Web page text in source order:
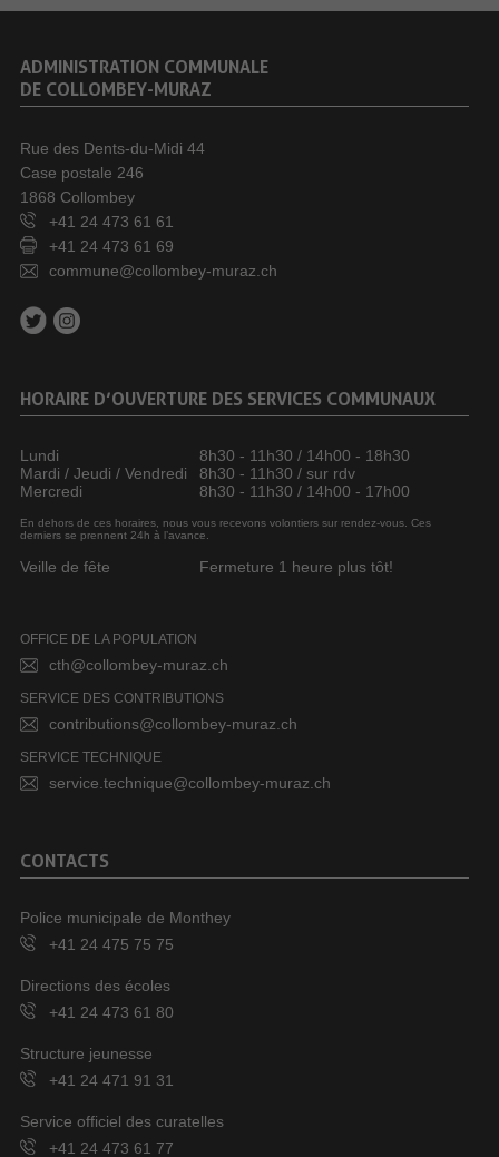
ADMINISTRATION COMMUNALE
DE COLLOMBEY-MURAZ
Rue des Dents-du-Midi 44
Case postale 246
1868 Collombey
+41 24 473 61 61
+41 24 473 61 69
commune@collombey-muraz.ch
HORAIRE D’OUVERTURE DES SERVICES COMMUNAUX
Lundi
8h30 - 11h30 / 14h00 - 18h30
Mardi / Jeudi / Vendredi
8h30 - 11h30 / sur rdv
Mercredi
8h30 - 11h30 / 14h00 - 17h00
En dehors de ces horaires, nous vous recevons volontiers sur rendez-vous. Ces
derniers se prennent 24h à l’avance.
Veille de fête Fermeture 1 heure plus tôt!
OFFICE DE LA POPULATION
cth@collombey-muraz.ch
SERVICE DES CONTRIBUTIONS
contributions@collombey-muraz.ch
SERVICE TECHNIQUE
service.technique@collombey-muraz.ch
CONTACTS
Police municipale de Monthey
+41 24 475 75 75
Directions des écoles
+41 24 473 61 80
Structure jeunesse
+41 24 471 91 31
Service officiel des curatelles
+41 24 473 61 77